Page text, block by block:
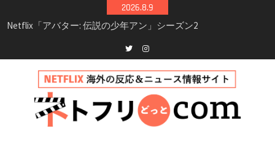
to
2026.8.9
Netflix映画「ボイスメールで恋をして」キャス
イッチ主演ロマコメ
新決定！2027年撮影開始へ
兄弟大騒動のコメディ映画「リトル・ブラザ
ー」がNetflixで配信！─キャスト・あらすじ・
見どころまとめ
Twitterinstagram